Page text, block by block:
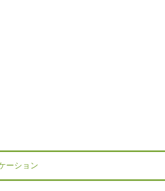
ーション